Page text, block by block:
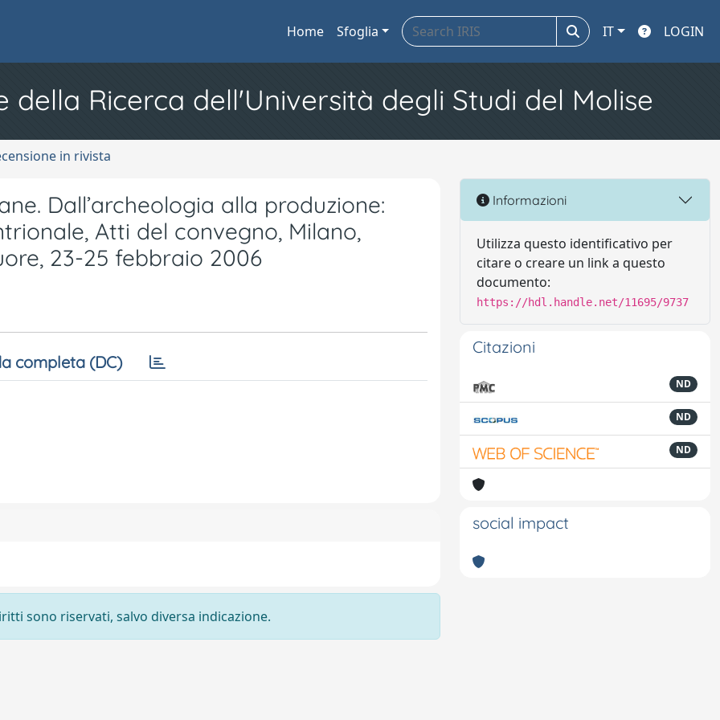
Home Sfoglia IT LOGIN
della Ricerca dell'Università degli Studi del Molise
in rivista
Dall’archeologia alla produzione:
Atti del convegno, Milano,
23-25 febbraio 2006
completa (DC)
sono riservati, salvo diversa indicazione.
Informazioni
Utilizza questo identificativo per
citare o creare un link a questo
documento:
https://hdl.handle.net/11695/9737
Citazioni
ND
ND
ND
social impact